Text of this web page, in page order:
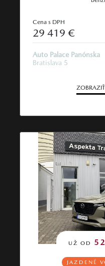
Cena s DPH
29 419 €
Auto Palace Panónska
Bratislava 5
UŽ OD
JAZDENÉ